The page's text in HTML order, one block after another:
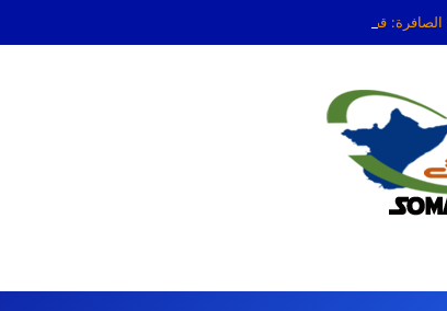
قضية الحكم عمر عرتن